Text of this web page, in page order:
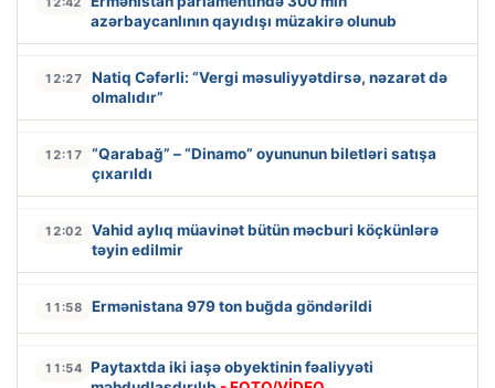
azərbaycanlının qayıdışı müzakirə olunub
12:27
Natiq Cəfərli: “Vergi məsuliyyətdirsə, nəzarət də
olmalıdır”
12:17
“Qarabağ” – “Dinamo” oyununun biletləri satışa
çıxarıldı
12:02
Vahid aylıq müavinət bütün məcburi köçkünlərə
təyin edilmir
11:58 Ermənistana 979 ton buğda göndərildi
11:54 Paytaxtda iki iaşə obyektinin fəaliyyəti